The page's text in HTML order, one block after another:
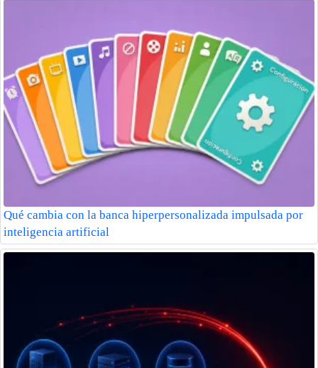
Qué cambia con la banca hiperpersonalizada impulsada por
inteligencia artificial